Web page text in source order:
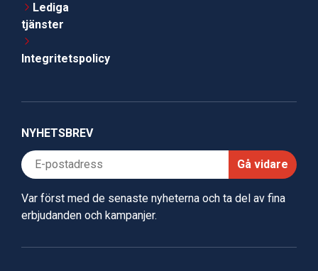
Lediga
tjänster
Integritetspolicy
NYHETSBREV
Gå vidare
Var först med de senaste nyheterna och ta del av fina
erbjudanden och kampanjer.